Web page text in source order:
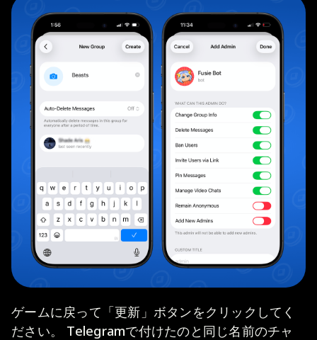
ゲームに戻って「更新」ボタンをクリックしてく
ださい。 Telegramで付けたのと同じ名前のチャ